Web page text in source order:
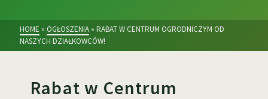
HOME » OGŁOSZENIA » RABAT W CENTRUM OGRODNICZYM OD
NASZYCH DZIAŁKOWCÓW!
Rabat w Centrum